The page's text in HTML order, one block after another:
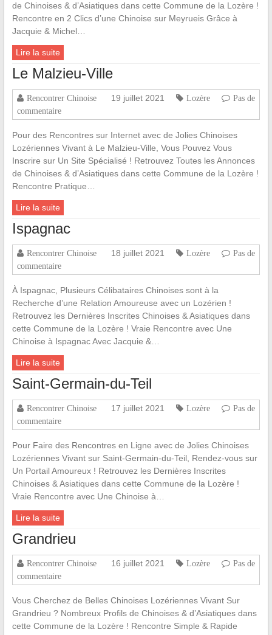
de Chinoises & d’Asiatiques dans cette Commune de la Lozère !
Rencontre en 2 Clics d’une Chinoise sur Meyrueis Grâce à
Jacquie & Michel…
Lire la suite
Le Malzieu-Ville
Rencontrer Chinoise 19 juillet 2021 Lozère
Pas de
commentaire
Pour des Rencontres sur Internet avec de Jolies Chinoises
Lozériennes Vivant à Le Malzieu-Ville, Vous Pouvez Vous
Inscrire sur Un Site Spécialisé ! Retrouvez Toutes les Annonces
de Chinoises & d’Asiatiques dans cette Commune de la Lozère !
Rencontre Pratique…
Lire la suite
Ispagnac
Rencontrer Chinoise 18 juillet 2021 Lozère
Pas de
commentaire
À Ispagnac, Plusieurs Célibataires Chinoises sont à la
Recherche d’une Relation Amoureuse avec un Lozérien !
Retrouvez les Dernières Inscrites Chinoises & Asiatiques dans
cette Commune de la Lozère ! Vraie Rencontre avec Une
Chinoise à Ispagnac Avec Jacquie &…
Lire la suite
Saint-Germain-du-Teil
Rencontrer Chinoise 17 juillet 2021 Lozère
Pas de
commentaire
Pour Faire des Rencontres en Ligne avec de Jolies Chinoises
Lozériennes Vivant sur Saint-Germain-du-Teil, Rendez-vous sur
Un Portail Amoureux ! Retrouvez les Dernières Inscrites
Chinoises & Asiatiques dans cette Commune de la Lozère !
Vraie Rencontre avec Une Chinoise à…
Lire la suite
Grandrieu
Rencontrer Chinoise 16 juillet 2021 Lozère
Pas de
commentaire
Vous Cherchez de Belles Chinoises Lozériennes Vivant Sur
Grandrieu ? Nombreux Profils de Chinoises & d’Asiatiques dans
cette Commune de la Lozère ! Rencontre Simple & Rapide